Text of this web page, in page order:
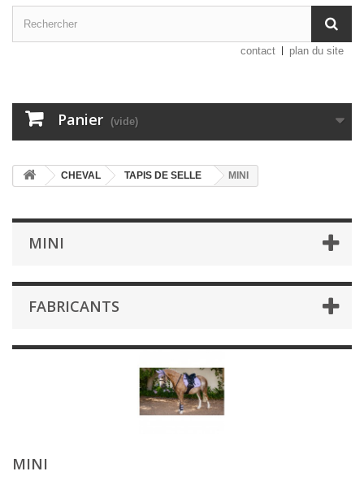
contact plan du site
Panier (vide)
CHEVAL TAPIS DE SELLE MINI
MINI
FABRICANTS
MINI